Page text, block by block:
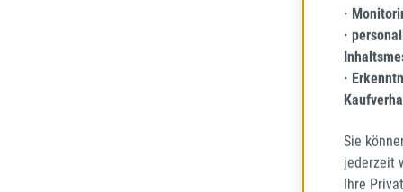
69
Preise
·
·
·
Sie
jederzeit
Ihre